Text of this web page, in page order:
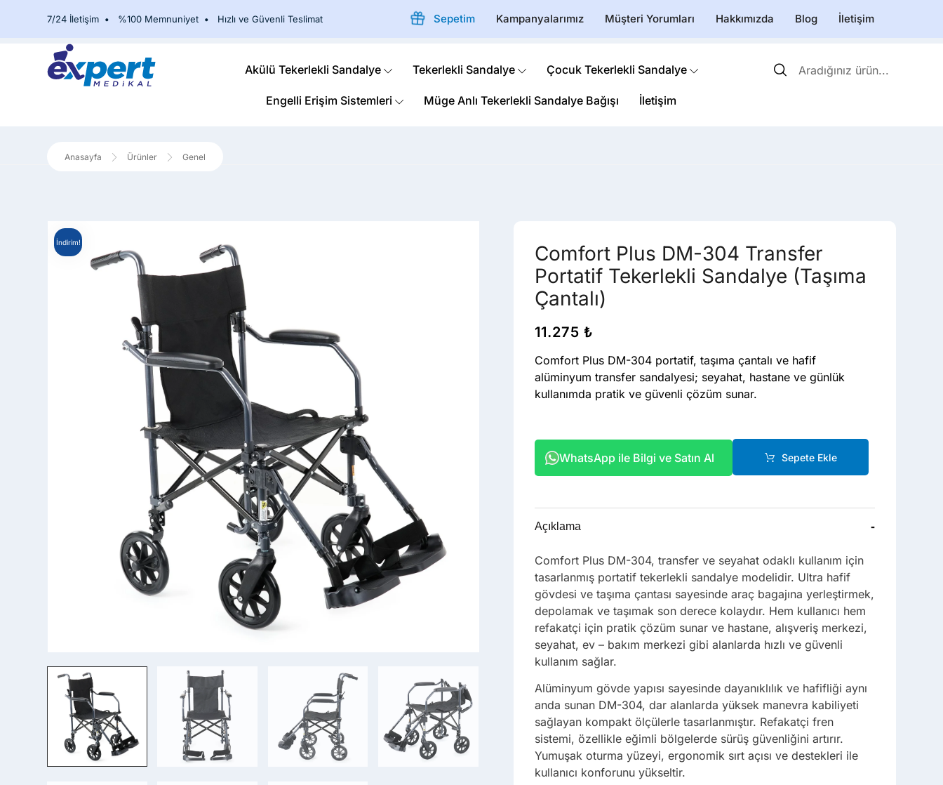
7/24 İletişim • %100 Memnuniyet • Hızlı ve Güvenli Teslimat Sepetim Kampanyalarımız Müşteri Yorumları Hakkımızda Blog İletişim
Akülü Tekerlekli Sandalye Tekerlekli Sandalye Çocuk Tekerlekli Sandalye
Engelli Erişim Sistemleri Müge Anlı Tekerlekli Sandalye Bağışı İletişim
Ürünler Genel
İndirim!
Comfort Plus DM-304 Transfer
Portatif Tekerlekli Sandalye (Taşıma
Çantalı)
11.275 ₺
Comfort Plus DM-304 portatif, taşıma çantalı ve hafif
alüminyum transfer sandalyesi; seyahat, hastane ve günlük
kullanımda pratik ve güvenli çözüm sunar.
WhatsApp ile Bilgi ve Satın Al Sepete Ekle
Açıklama -
Comfort Plus DM-304, transfer ve seyahat odaklı kullanım için
tasarlanmış portatif tekerlekli sandalye modelidir. Ultra hafif
gövdesi ve taşıma çantası sayesinde araç bagajına yerleştirmek,
depolamak ve taşımak son derece kolaydır. Hem kullanıcı hem
refakatçi için pratik çözüm sunar ve hastane, alışveriş merkezi,
seyahat, ev – bakım merkezi gibi alanlarda hızlı ve güvenli
kullanım sağlar.
Alüminyum gövde yapısı sayesinde dayanıklılık ve hafifliği aynı
anda sunan DM-304, dar alanlarda yüksek manevra kabiliyeti
sağlayan kompakt ölçülerle tasarlanmıştır. Refakatçi fren
sistemi, özellikle eğimli bölgelerde sürüş güvenliğini artırır.
Yumuşak oturma yüzeyi, ergonomik sırt açısı ve destekleri ile
kullanıcı konforunu yükseltir.